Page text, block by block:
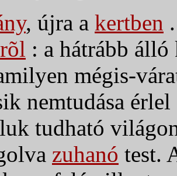
, újra a kertben
: a hátrább álló
mégis-
nemtudása
tudható
zuhanó test.